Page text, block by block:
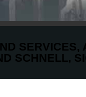
SCHNELL,